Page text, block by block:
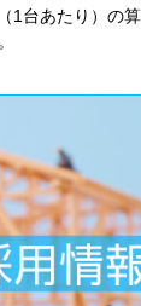
1台あたり）の